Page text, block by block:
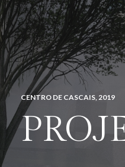
E
Ú
D
O
CENTRO DE CASCAIS, 2019